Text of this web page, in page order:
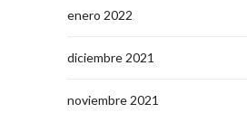
enero 2022
diciembre 2021
noviembre 2021